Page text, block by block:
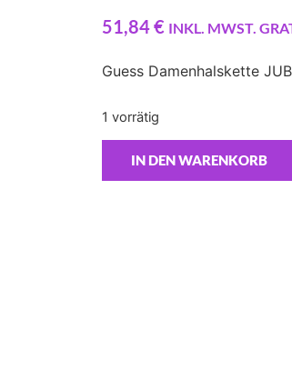
51,84€ INKL. MWST.
Guess Damenhalskette
1 vorrätig
IN DEN WARENKORB